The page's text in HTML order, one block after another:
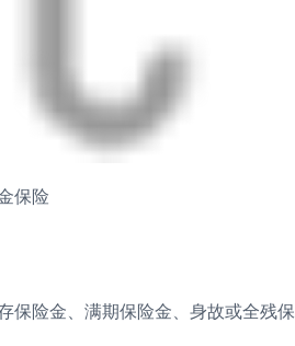
保险
保险金、满期保险金、身故或全残保